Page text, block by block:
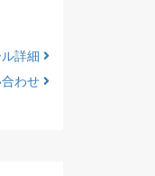
詳細
わせ